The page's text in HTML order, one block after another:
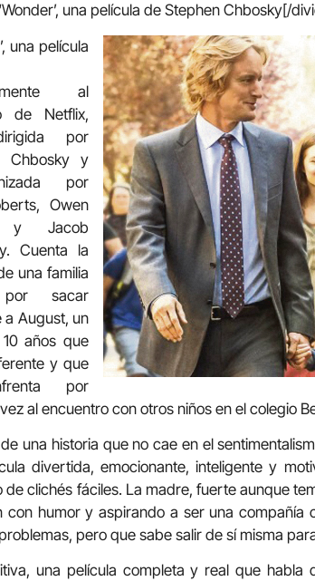
una película de Stephen Chbosky[/
una película
al
de Netflix,
por
Chbosky y
por
Owen
y Jacob
Cuenta la
una familia
sacar
a August, un
años que
y que
por
al encuentro con otros niños en el colegio
una historia que no cae en el
divertida, emocionante, inteligente y
de clichés fáciles. La madre, fuerte aunque
con humor y aspirando a ser una
pero que sabe salir de sí misma
una película completa y real que